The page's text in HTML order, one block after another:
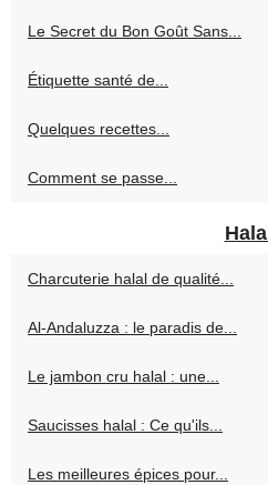
Le Secret du Bon Goût Sans...
Étiquette santé de...
Quelques recettes...
Comment se passe...
Halal
Charcuterie halal de qualité...
Al-Andaluzza : le paradis de...
Le jambon cru halal : une...
Saucisses halal : Ce qu'ils...
Les meilleures épices pour...